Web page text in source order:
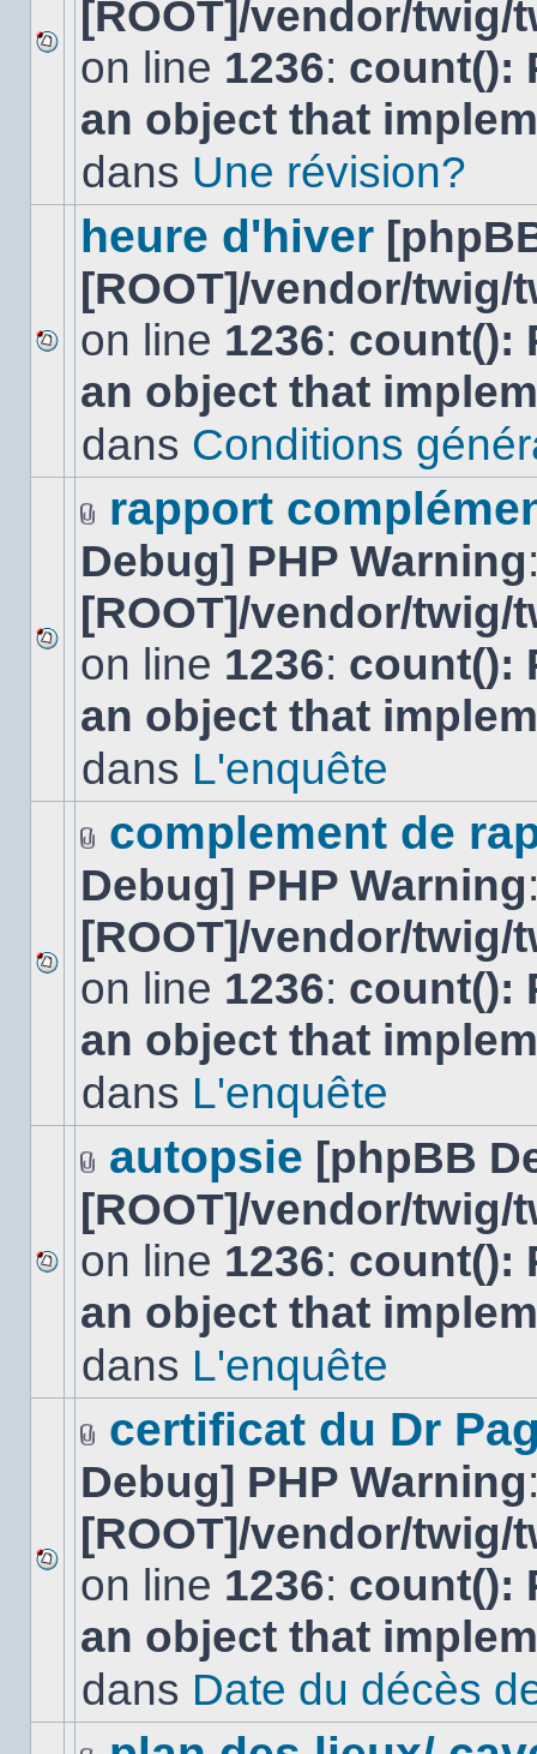
Aucun
nouveau
message
non-
dans
sujet.
[ROOT]/vendor/
on line 1236: count():
an object that
dans Une révision?
Aucun
nouveau
message
sujet.
heure d'hiver
[ROOT]/vendor/
on line 1236: count():
an object that
dans Conditions
Aucun
nouveau
message
non-
dans
Fichier(s)
joint(s)
rapport
Debug] PHP Warning
[ROOT]/vendor/
on line 1236: count():
an object that
dans L'enquête
Aucun
nouveau
message
non-
dans
joint(s)
complement de
Debug] PHP Warning
[ROOT]/vendor/
on line 1236: count():
an object that
dans L'enquête
Aucun
nouveau
message
sujet.
joint(s)
autopsie [phpBB
[ROOT]/vendor/
on line 1236: count():
an object that
dans L'enquête
Aucun
nouveau
message
non-
dans
joint(s)
certificat du Dr
Debug] PHP Warning
[ROOT]/vendor/
on line 1236: count():
an object that
dans Date du décès